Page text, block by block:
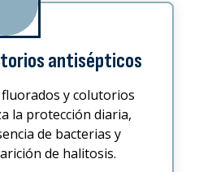
antisépticos
y colutorios
la protección diaria,
de bacterias y
de halitosis.